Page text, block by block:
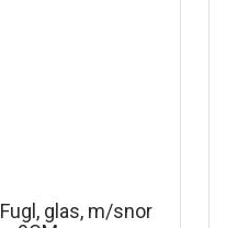
Fugl, glas, m/snor